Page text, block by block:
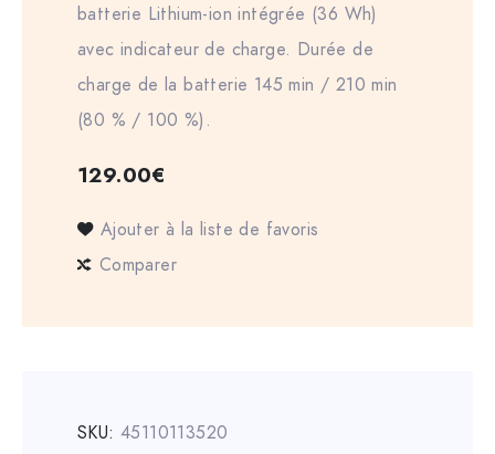
batterie Lithium-ion intégrée (36 Wh)
avec indicateur de charge. Durée de
charge de la batterie 145 min / 210 min
(80 % / 100 %).
129.00€
Ajouter à la liste de favoris
Comparer
SKU: 45110113520